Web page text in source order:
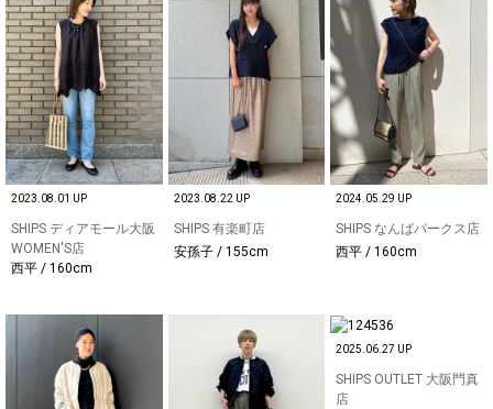
2023.08.01 UP
SHIPS ディアモール大阪
WOMEN'S店
西平 / 160cm
2023.08.22 UP
SHIPS 有楽町店
安孫子 / 155cm
2024.05.29 UP
SHIPS なんばパークス店
西平 / 160cm
2025.06.27 UP
SHIPS OUTLET 大阪門真
店